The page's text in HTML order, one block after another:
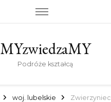
MYzwiedzaMY
Podróże kształcą
woj. lubelskie Zwierzyniec